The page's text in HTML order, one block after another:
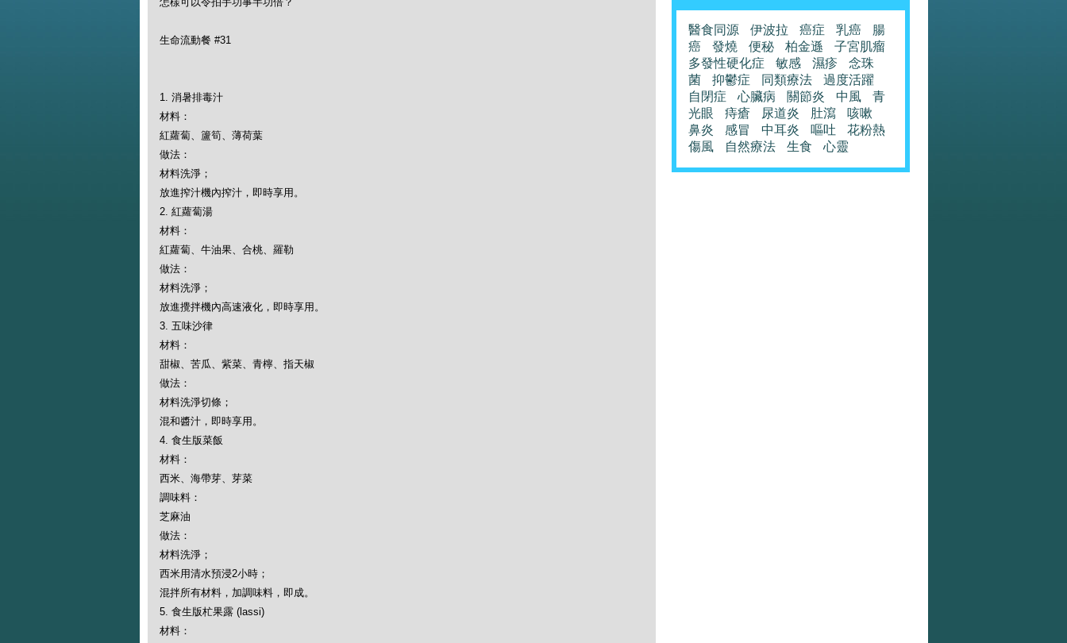
生命流動餐 #31
1. 消暑排毒汁
材料：
紅蘿蔔、籚筍、薄荷葉
做法：
材料洗淨；
放進搾汁機內搾汁，即時享用。
2. 紅蘿蔔湯
材料：
紅蘿蔔、牛油果、合桃、羅勒
做法：
材料洗淨；
放進攪拌機內高速液化，即時享用。
3. 五味沙律
材料：
甜椒、苦瓜、紫菜、青檸、指天椒
做法：
材料洗淨切條；
混和醬汁，即時享用。
4. 食生版菜飯
材料：
西米、海帶芽、芽菜
調味料：
芝麻油
做法：
材料洗淨；
西米用清水預浸2小時；
混拌所有材料，加調味料，即成。
5. 食生版杧果露 (lassi)
材料：
醫食同源 伊波拉 癌症 乳癌
腸
癌
發燒 便秘 柏金遜
子宮肌瘤
多發性硬化症
敏感 濕疹
念珠
菌
抑鬱症 同類療法
過度活躍
自閉症
心臟病 關節炎 中風
青
光眼
痔瘡 尿道炎 肚瀉
咳嗽
鼻炎
感冒 中耳炎 嘔吐
花粉熱
傷風
自然療法 生食 心靈